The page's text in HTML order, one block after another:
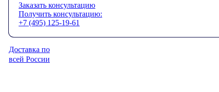
Заказать консультацию
Получить консультацию:
+7 (495) 125-19-61
Доставка по
всей России